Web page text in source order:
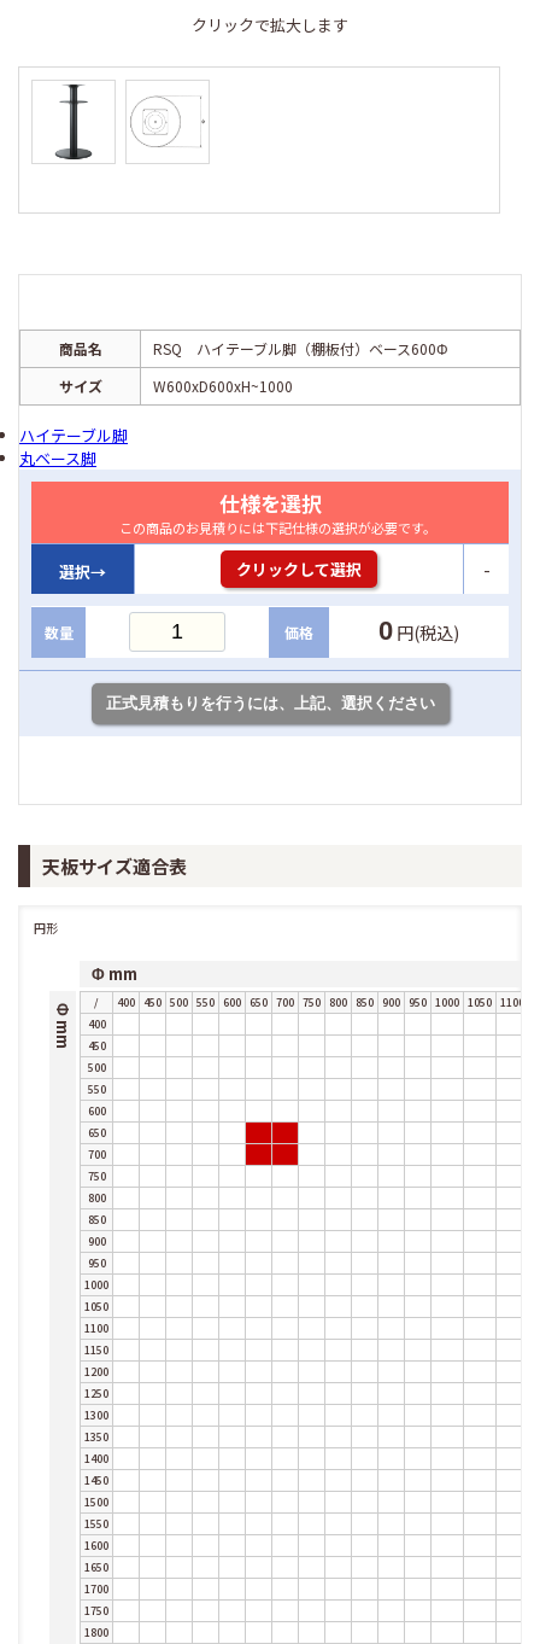
クリックで拡大します
商品名
RSQ ハイテーブル脚（棚板付）ベース600Φ
サイズ
W600xD600xH~1000
ハイテーブル脚
丸ベース脚
仕様を選択
この商品のお見積りには下記仕様の選択が必要です。
選択→ クリックして選択 -
数量 価格 0 円(税込)
天板サイズ適合表
円形
Φ mm
Φ mm
/ 400 450 500 550 600 650 700 750 800 850 900 950 1000 1050 1100
400
450
500
550
600
650
700
750
800
850
900
950
1000
1050
1100
1150
1200
1250
1300
1350
1400
1450
1500
1550
1600
1650
1700
1750
1800